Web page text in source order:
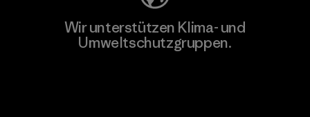
Wir unterstützen Klima- und
Umweltschutzgruppen.